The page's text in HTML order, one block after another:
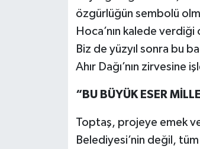
özgürlüğün sembolü
Hoca’nın kalede
Biz de yüzyıl sonra bu
Ahır Dağı’nın zirvesine
“BU BÜYÜK ESER
Toptaş, projeye emek
Belediyesi’nin değil,